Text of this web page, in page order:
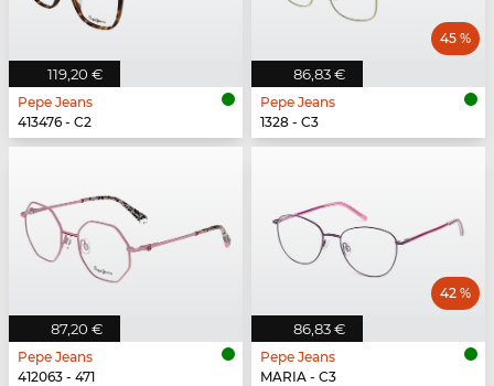
119,20 €
Pepe Jeans
413476 - C2
86,83 €
45 %
Pepe Jeans
1328 - C3
87,20 €
Pepe Jeans
412063 - 471
86,83 €
42 %
Pepe Jeans
MARIA - C3